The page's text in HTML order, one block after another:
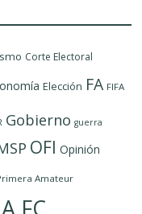
Corte Electoral
Elección FA FIFA
Gobierno guerra
OFI Opinión
Amateur
FC